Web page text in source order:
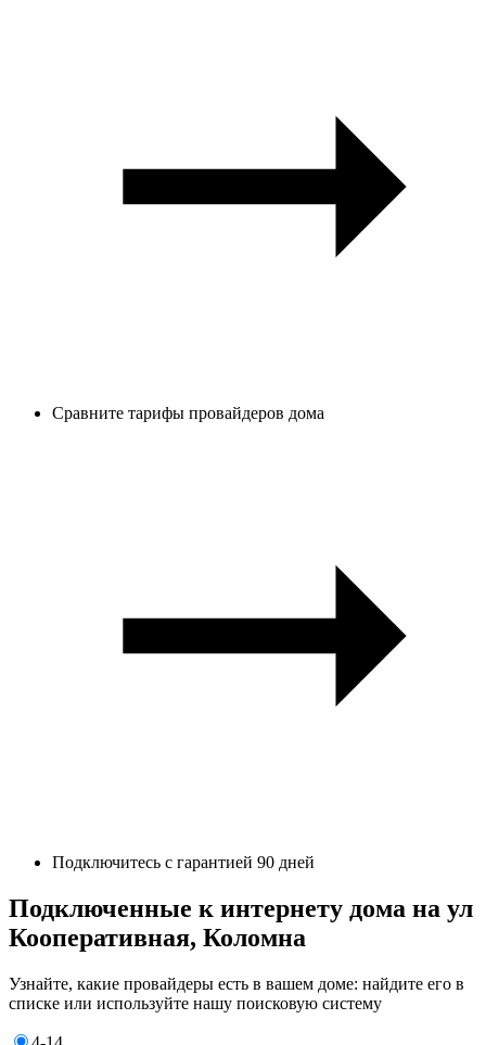
Сравните тарифы провайдеров дома
Подключитесь с гарантией 90 дней
Подключенные к интернету дома на ул
Кооперативная, Коломна
Узнайте, какие провайдеры есть в вашем доме: найдите его в
списке или используйте нашу поисковую систему